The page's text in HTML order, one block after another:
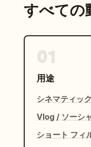
すべての
用途
シネマティッ
Vlog / ソーシ
ショート フィ